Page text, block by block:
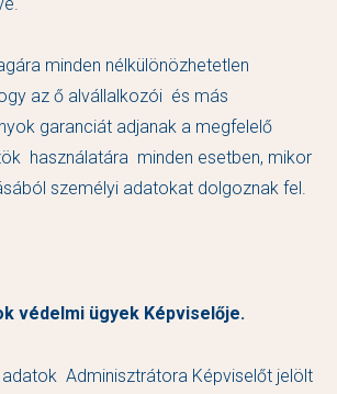
minden nélkülönözhetetlen
az ő alvállalkozói és más
garanciát adjanak a megfelelő
használatára minden esetben, mikor
személyi adatokat dolgoznak fel.
védelmi ügyek Képviselője.
Adminisztrátora Képviselőt jelölt